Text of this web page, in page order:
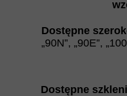
Dostępne
Dostępne
„90N”, „90E”, „